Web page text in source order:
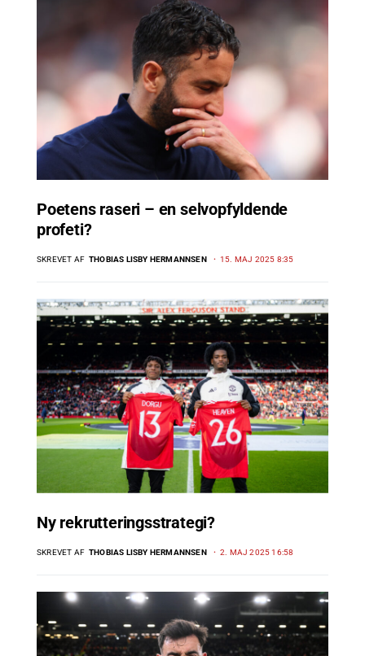
Poetens raseri – en selvopfyldende
profeti?
SKREVET AF THOBIAS LISBY HERMANNSEN 15. MAJ 2025 8:35
Ny rekrutteringsstrategi?
SKREVET AF THOBIAS LISBY HERMANNSEN 2. MAJ 2025 16:58